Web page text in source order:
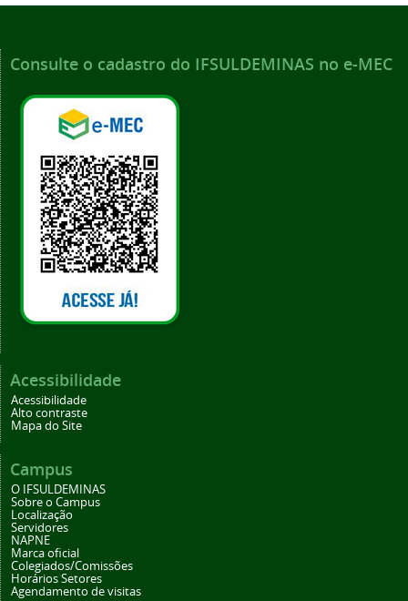
Consulte o cadastro do IFSULDEMINAS no e-MEC
Acessibilidade
Acessibilidade
Alto contraste
Mapa do Site
Campus
O IFSULDEMINAS
Sobre o Campus
Localização
Servidores
NAPNE
Marca oficial
Colegiados/Comissões
Horários Setores
Agendamento de visitas